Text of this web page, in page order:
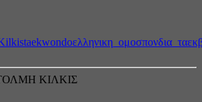
taekwondo
ΚΙΛΚΙΣ